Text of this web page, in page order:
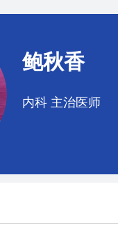
鲍秋香
内科 主治医师